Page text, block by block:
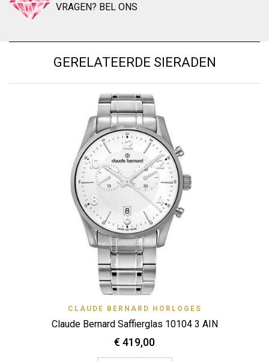
VRAGEN? BEL ONS
GERELATEERDE SIERADEN
CLAUDE BERNARD HORLOGES
Claude Bernard Saffierglas 10104 3 AIN
€ 419,00